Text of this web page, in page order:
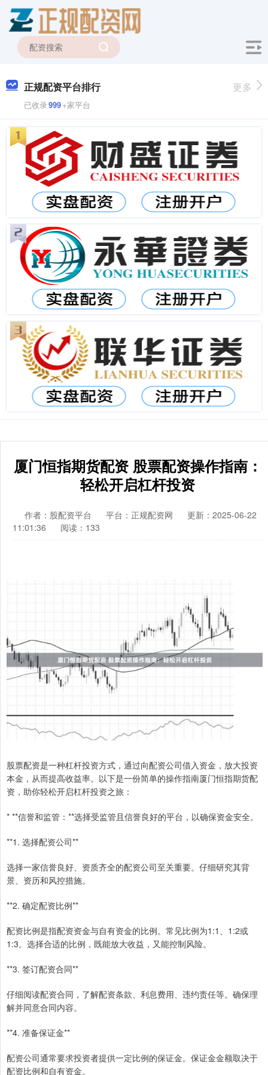
正规配资平台排行
已收录999+家平台
更多
厦门恒指期货配资 股票配资操作指南：
轻松开启杠杆投资
作者：股配资平台 平台：正规配资网
更新：2025-06-22
11:01:36
阅读：133
股票配资是一种杠杆投资方式，通过向配资公司借入资金，放大投资
本金，从而提高收益率。以下是一份简单的操作指南厦门恒指期货配
资，助你轻松开启杠杆投资之旅：
* **信誉和监管：**选择受监管且信誉良好的平台，以确保资金安全。
**1. 选择配资公司**
选择一家信誉良好、资质齐全的配资公司至关重要。仔细研究其背
景、资历和风控措施。
**2. 确定配资比例**
配资比例是指配资资金与自有资金的比例。常见比例为1:1、1:2或
1:3。选择合适的比例，既能放大收益，又能控制风险。
**3. 签订配资合同**
仔细阅读配资合同，了解配资条款、利息费用、违约责任等。确保理
解并同意合同内容。
**4. 准备保证金**
配资公司通常要求投资者提供一定比例的保证金。保证金金额取决于
配资比例和自有资金。